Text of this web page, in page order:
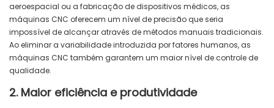
aeroespacial ou a fabricação de dispositivos médicos, as
máquinas CNC oferecem um nível de precisão que seria
impossível de alcançar através de métodos manuais tradicionais.
Ao eliminar a variabilidade introduzida por fatores humanos, as
máquinas CNC também garantem um maior nível de controle de
qualidade.
2. Maior eficiência e produtividade